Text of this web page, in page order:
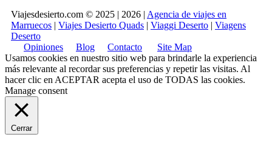
Viajesdesierto.com © 2025 | 2026 | Agencia de viajes en
Marruecos | Viajes Desierto Quads | Viaggi Deserto | Viagens
Deserto
Opiniones
Blog Contacto
Site Map
Usamos cookies en nuestro sitio web para brindarle la experiencia
más relevante al recordar sus preferencias y repetir las visitas. Al
hacer clic en ACEPTAR acepta el uso de TODAS las cookies.
Manage consent
Cerrar